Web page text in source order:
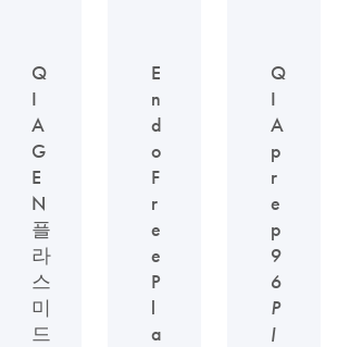
Q
I
A
G
E
N
플
라
스
미
드
E
n
d
o
F
r
e
e
P
l
a
Q
I
A
p
r
e
p
9
6
P
l